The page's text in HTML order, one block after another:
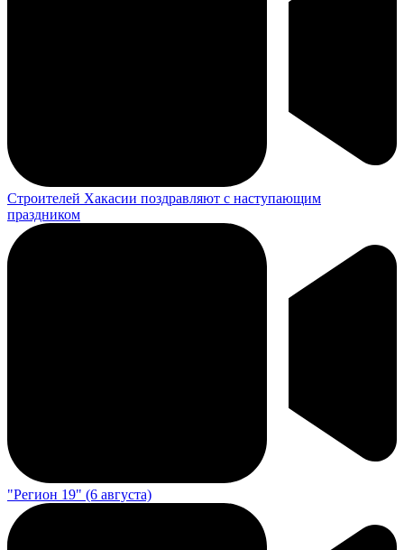
Строителей Хакасии поздравляют с наступающим
праздником
"Регион 19" (6 августа)